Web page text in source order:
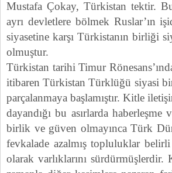
Mustafa Çokay, Türkistan tektir.
ayrı devletlere bölmek Ruslar’ın
siyasetine karşı Türkistanın birliği
olmuştur.
Türkistan tarihi Timur
itibaren Türkistan Türklüğü siyasi
parçalanmaya başlamıştır. Kitle
dayandığı bu asırlarda haberleşme
birlik ve güven olmayınca Türk
fevkalade azalmış topluluklar
olarak varlıklarını